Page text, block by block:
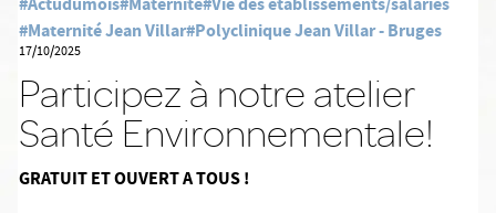
#Maternité Jean Villar#Polyclinique Jean Villar - Bruges
17/10/2025
Participez à notre atelier
Santé Environnementale!
GRATUIT ET OUVERT A TOUS !